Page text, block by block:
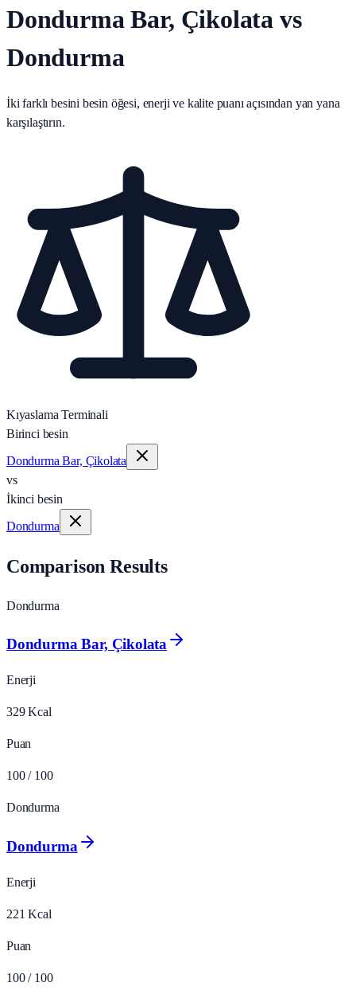
Dondurma Bar, Çikolata vs
Dondurma
İki farklı besini besin öğesi, enerji ve kalite puanı açısından yan yana
karşılaştırın.
Kıyaslama Terminali
Birinci besin
Dondurma Bar, Çikolata
vs
İkinci besin
Dondurma
Comparison Results
Dondurma
Dondurma Bar, Çikolata
Enerji
329 Kcal
Puan
100 / 100
Dondurma
Dondurma
Enerji
221 Kcal
Puan
100 / 100